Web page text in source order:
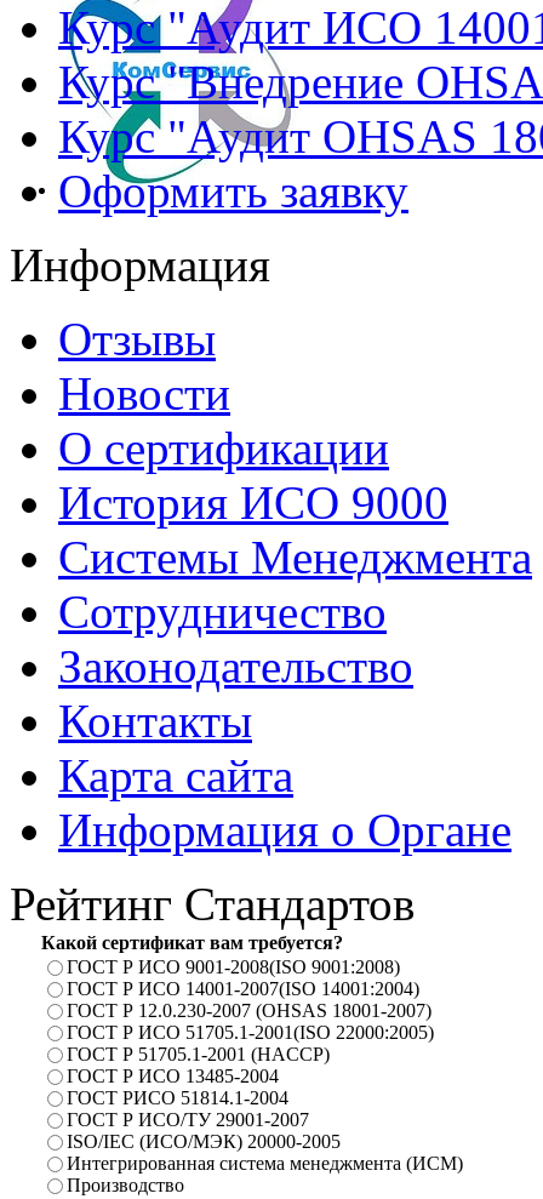
Курс "Аудит ИСО
Курс "Внедрение
Курс "Аудит OHSAS
Оформить заявку
Информация
Отзывы
Новости
О сертификации
История ИСО 9000
Системы Менеджмента
Сотрудничество
Законодательство
Контакты
Карта сайта
Информация о Органе
Рейтинг Стандартов
Какой сертификат вам требуется?
ГОСТ Р ИСО 9001-2008(ISO 9001:2008)
ГОСТ Р ИСО 14001-2007(ISO 14001:2004)
ГОСТ Р 12.0.230-2007 (OHSAS 18001-2007)
ГОСТ Р ИСО 51705.1-2001(ISO 22000:2005)
ГОСТ Р 51705.1-2001 (HACCP)
ГОСТ Р ИСО 13485-2004
ГОСТ РИСО 51814.1-2004
ГОСТ Р ИСО/ТУ 29001-2007
ISO/IEC (ИСО/МЭК) 20000-2005
Интегрированная система менеджмента (ИСМ)
Производство